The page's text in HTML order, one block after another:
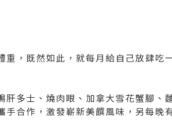
重，既然如此，就每月給自己放肆吃
肝多士、燒肉眼、加拿大雪花蟹腳、
手合作，激發嶄新美饌風味，另每晚